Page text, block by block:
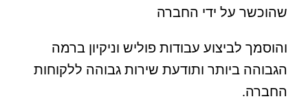
שהוכשר על ידי החברה
והוסמך לביצוע עבודות פוליש וניקיון ברמה
הגבוהה ביותר ותודעת שירות גבוהה ללקוחות
החברה.